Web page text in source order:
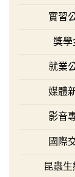
實習
獎學
就業
媒體
影音
國際
昆蟲生